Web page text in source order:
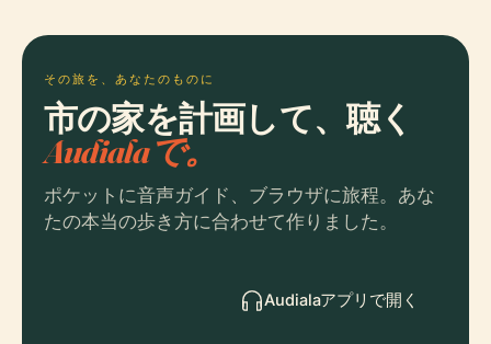
その旅を、あなたのものに
市の家を計画して、聴く
Audialaで。
ポケットに音声ガイド、ブラウザに旅程。あな
たの本当の歩き方に合わせて作りました。
Audialaアプリで開く